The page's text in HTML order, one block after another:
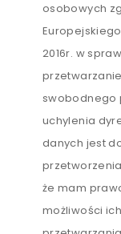
osobowych
2016r. w
swobodnego
uchylenia
danych jest
że mam
możliwości